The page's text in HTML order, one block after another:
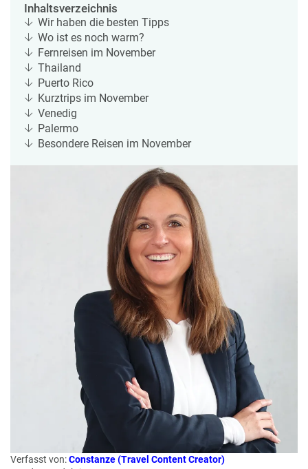
R
e
i
e
e
e
n
o
n
t
o
u
r
U
n
s
e
P
a
rt
e
n
a
st
M
e
a
W
or
ld
of
B
e
n
ef
it
s
A
Y
B
A
K
Inhaltsverzeichnis
Wir haben die besten Tipps
Wo ist es noch warm?
Fernreisen im November
Thailand
Puerto Rico
Kurztrips im November
Venedig
Palermo
Besondere Reisen im November
Verfasst von:Constanze (Travel Content Creator)